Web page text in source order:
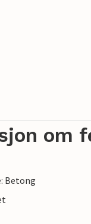
om
Betong